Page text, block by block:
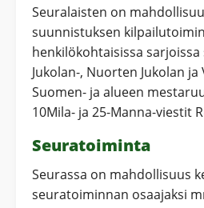
Seuralaisten on
suunnistuksen
henkilökohtaisissa sarjoissa
Jukolan-, Nuorten Jukolan
Suomen- ja alueen
10Mila- ja 25-Manna-viestit
Seuratoiminta
Seurassa on mahdollisuus
seuratoiminnan osaajaksi